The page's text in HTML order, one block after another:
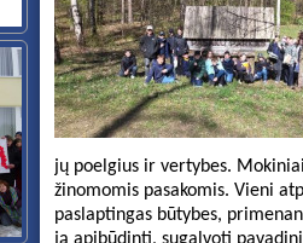
jų poelgius ir vertybes.
žinomomis pasakomis. Vieni
paslaptingas būtybes,